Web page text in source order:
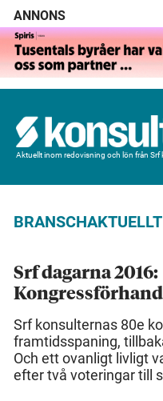
ANNONS
Aktuellt inom redovisning och lön från Srf
BRANSCHAKTUELLT
Srf dagarna 2016:
Srf konsulternas 80e
framtidsspaning,
Och ett ovanligt livligt
efter två voteringar till